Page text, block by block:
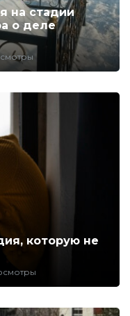
на стадии
о деле
которую не